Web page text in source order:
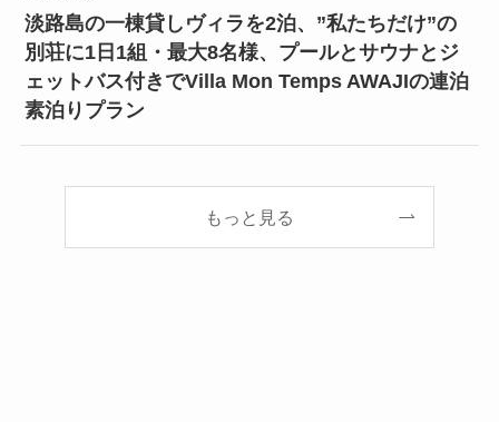
淡路島の一棟貸しヴィラを2泊、”私たちだけ”の
別荘に1日1組・最大8名様、プールとサウナとジ
ェットバス付きでVilla Mon Temps AWAJIの連泊
素泊りプラン
もっと見る